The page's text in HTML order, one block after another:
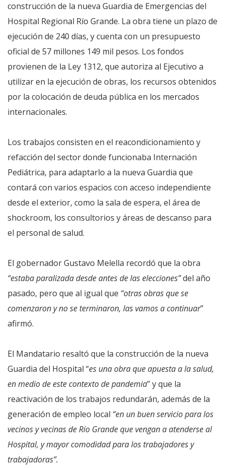
construcción de la nueva Guardia de Emergencias del
Hospital Regional Río Grande. La obra tiene un plazo de
ejecución de 240 días, y cuenta con un presupuesto
oficial de 57 millones 149 mil pesos. Los fondos
provienen de la Ley 1312, que autoriza al Ejecutivo a
utilizar en la ejecución de obras, los recursos obtenidos
por la colocación de deuda pública en los mercados
internacionales.
Los trabajos consisten en el reacondicionamiento y
refacción del sector donde funcionaba Internación
Pediátrica, para adaptarlo a la nueva Guardia que
contará con varios espacios con acceso independiente
desde el exterior, como la sala de espera, el área de
shockroom, los consultorios y áreas de descanso para
el personal de salud.
El gobernador Gustavo Melella recordó que la obra
“estaba paralizada desde antes de las elecciones”del año
pasado, pero que al igual que “otras obras que se
comenzaron y no se terminaron, las vamos a continuar”
afirmó.
El Mandatario resaltó que la construcción de la nueva
Guardia del Hospital “es una obra que apuesta a la salud,
en medio de este contexto de pandemia” y que la
reactivación de los trabajos redundarán, además de la
generación de empleo local “en un buen servicio para los
vecinos y vecinas de Río Grande que vengan a atenderse al
Hospital, y mayor comodidad para los trabajadores y
trabajadoras”.